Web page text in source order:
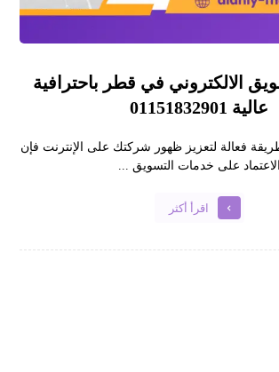
الالكتروني في قطر باحترافية
عالية 01151832901
فعالة لتعزيز ظهور شركتك على الإنترنت فإن
الاعتماد على خدمات التسويق ...
اقرأ أكثر